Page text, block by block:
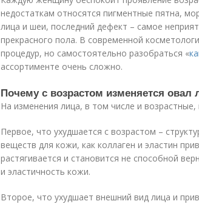
недостаткам относятся пигментные пятна,
лица и шеи, последний дефект – самое
прекрасного пола. В современной
процедур, но самостоятельно разобраться «
ассортименте очень сложно.
Почему с возрастом изменяется овал
На изменения лица, в том числе и
Первое, что ухудшается с возрастом –
веществ для кожи, как коллаген и эластин
растягивается и становится не способной
и эластичность кожи.
Второе, что ухудшает внешний вид лица и